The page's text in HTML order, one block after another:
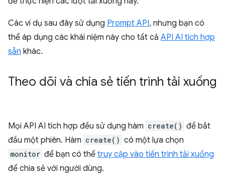
Các ví dụ sau đây sử dụng Prompt API, nhưng bạn có
thể áp dụng các khái niệm này cho tất cả API AI tích hợp
sẵn khác.
Theo dõi và chia sẻ tiến trình tải xuống
Mọi API AI tích hợp đều sử dụng hàm create() để bắt
đầu một phiên. Hàm create() có một lựa chọn
monitor để bạn có thể truy cập vào tiến trình tải xuống
để chia sẻ với người dùng.